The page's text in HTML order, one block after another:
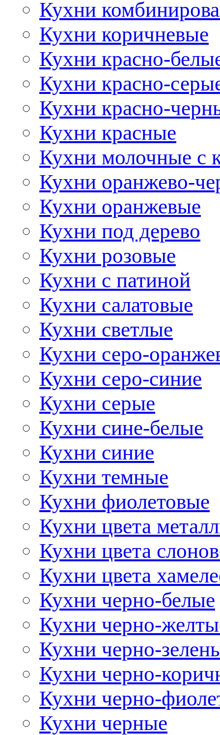
Кухни
Кухни коричневые
Кухни красно-
Кухни красно-
Кухни красно-
Кухни красные
Кухни молочные с
Кухни оранжево-
Кухни оранжевые
Кухни под дерево
Кухни розовые
Кухни с патиной
Кухни салатовые
Кухни светлые
Кухни серо-
Кухни серо-синие
Кухни серые
Кухни сине-белые
Кухни синие
Кухни темные
Кухни фиолетовые
Кухни цвета
Кухни цвета
Кухни цвета
Кухни черно-белые
Кухни черно-
Кухни черно-
Кухни черно-
Кухни черно-
Кухни черные